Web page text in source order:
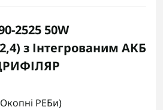
2525 50W
з Інтегрованим АКБ
РЕБи)